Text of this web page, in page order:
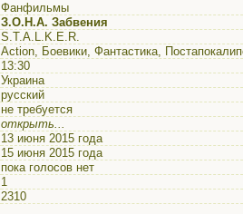
Фанфильмы
З.О.Н.А. Забвения
S.T.A.L.K.E.R.
Action, Боевики, Фантастика,
13:30
Украина
русский
не требуется
открыть...
13 июня 2015 года
15 июня 2015 года
пока голосов нет
1
2310